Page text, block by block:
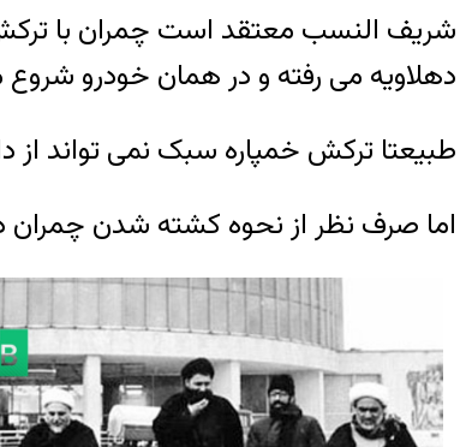
شریف النسب معتقد است چمران با
دهلاویه می رفته و در همان خودرو
طبیعتا ترکش خمپاره سبک نمی تواند
اما صرف نظر از نحوه کشته شدن